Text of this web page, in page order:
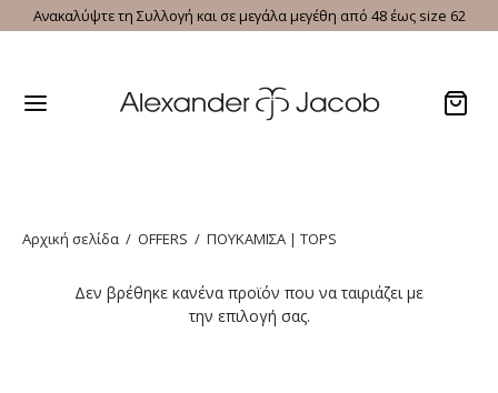
Ανακαλύψτε τη Συλλογή και σε μεγάλα μεγέθη από 48 έως size 62
Αρχική σελίδα / OFFERS / ΠΟΥΚΑΜΙΣΑ | TOPS
Δεν βρέθηκε κανένα προϊόν που να ταιριάζει με
την επιλογή σας.